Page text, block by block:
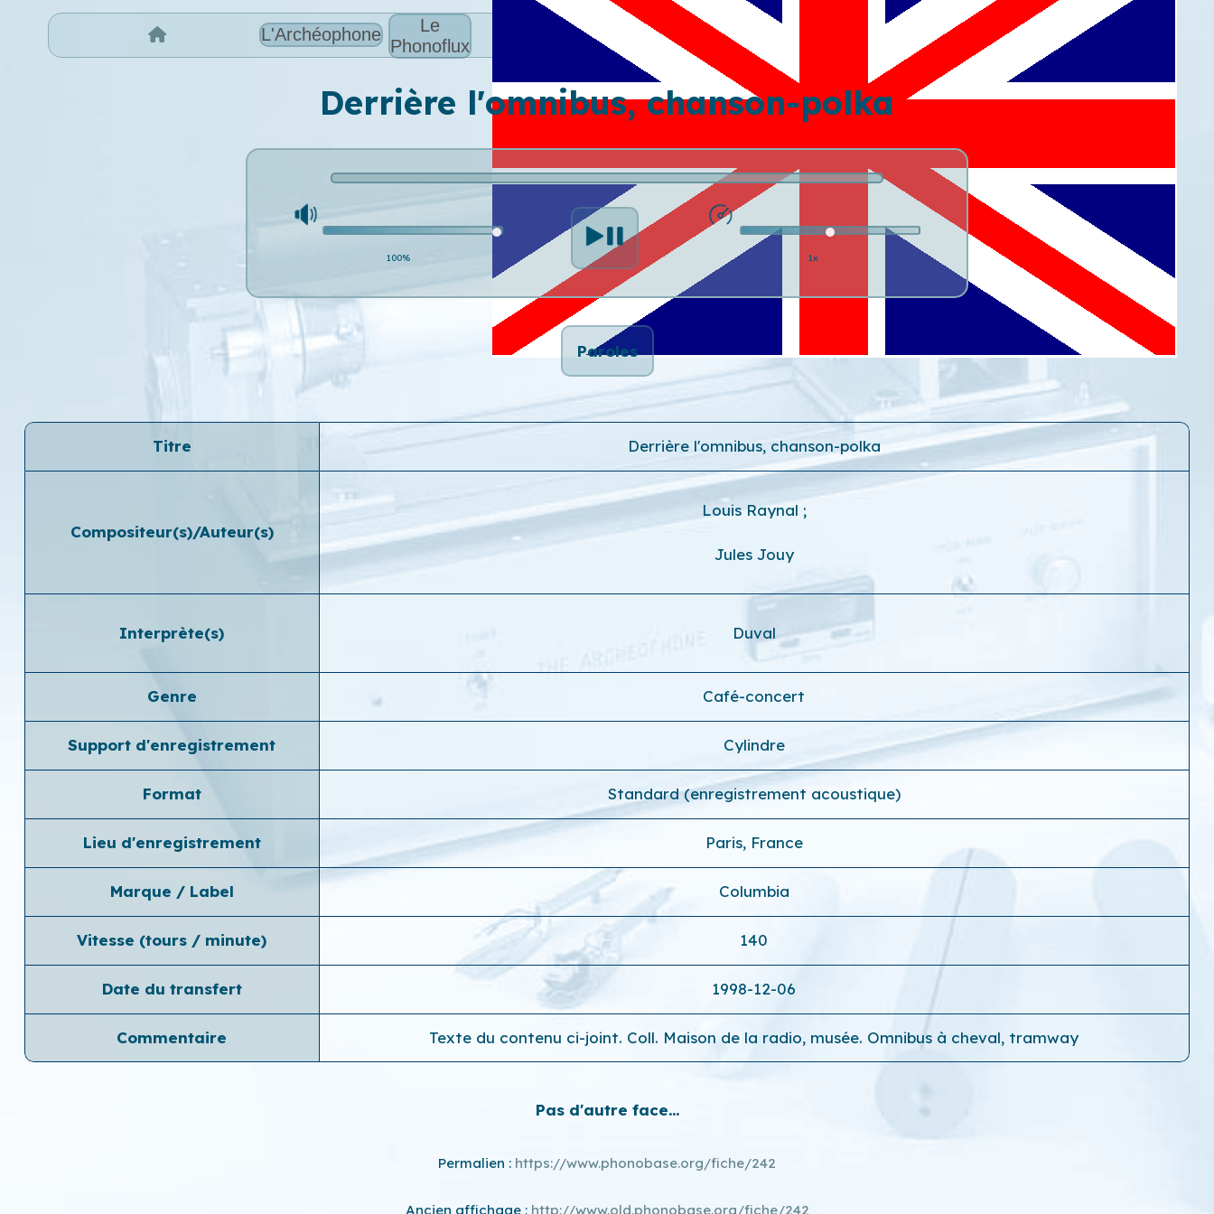
L'Archéophone
Le
Phonoflux
Derrière l'omnibus, chanson-polka
100% 1x
Paroles
Titre Derrière l'omnibus, chanson-polka
Compositeur(s)/Auteur(s)
Louis Raynal ;
Jules Jouy
Interprète(s) Duval
Genre Café-concert
Support d'enregistrement Cylindre
Format Standard (enregistrement acoustique)
Lieu d'enregistrement Paris, France
Marque / Label Columbia
Vitesse (tours / minute) 140
Date du transfert 1998-12-06
Commentaire Texte du contenu ci-joint. Coll. Maison de la radio, musée. Omnibus à cheval, tramway
Pas d'autre face...
Permalien : https://www.phonobase.org/fiche/242
Ancien affichage : http://www.old.phonobase.org/fiche/242